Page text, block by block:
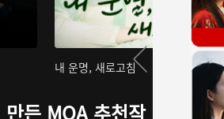
내 운명, 새로고침
든 MOA 추천작